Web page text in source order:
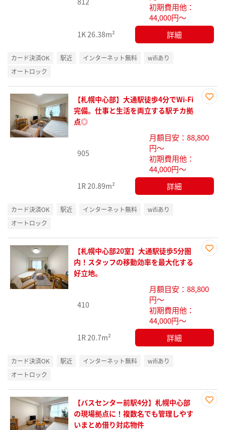
初期費用他：
44,000円～
1K26.38m² 詳細
カード決済OK 駅近 インターネット無料
wifiあり
オートロック
録
【札幌中心部】大通駅徒歩4分でWi-Fi
完備。仕事と生活を両立する駅チカ拠
点◎
905
月額目安：88,800
円～
初期費用他：
44,000円～
1R20.89m² 詳細
カード決済OK 駅近 インターネット無料
wifiあり
オートロック
録
【札幌中心部20室】大通駅徒歩5分圏
内！スタッフの移動効率を最大化する
好立地。
410
月額目安：88,800
円～
初期費用他：
44,000円～
1R20.7m² 詳細
カード決済OK 駅近 インターネット無料
wifiあり
オートロック
【バスセンター前駅4分】札幌中心部
の現場拠点に！複数名でも管理しやす
いまとめ借り対応物件